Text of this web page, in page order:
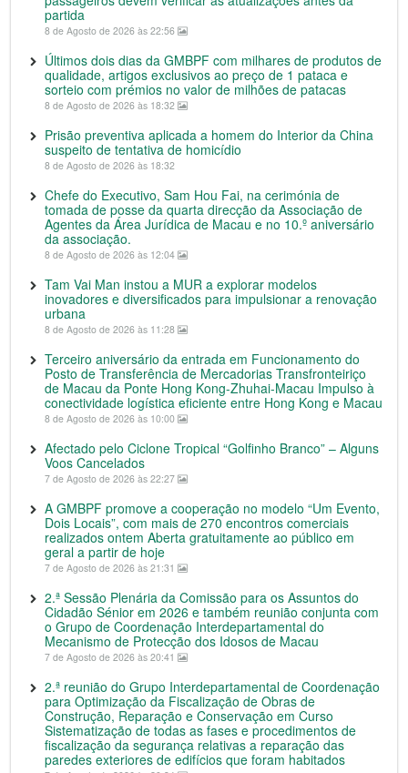
partida
8 de Agosto de 2026 às 22:56
Últimos dois dias da GMBPF com milhares de produtos de
qualidade, artigos exclusivos ao preço de 1 pataca e
sorteio com prémios no valor de milhões de patacas
8 de Agosto de 2026 às 18:32
Prisão preventiva aplicada a homem do Interior da China
suspeito de tentativa de homicídio
8 de Agosto de 2026 às 18:32
Chefe do Executivo, Sam Hou Fai, na cerimónia de
tomada de posse da quarta direcção da Associação de
Agentes da Área Jurídica de Macau e no 10.º aniversário
da associação.
8 de Agosto de 2026 às 12:04
Tam Vai Man instou a MUR a explorar modelos
inovadores e diversificados para impulsionar a renovação
urbana
8 de Agosto de 2026 às 11:28
Terceiro aniversário da entrada em Funcionamento do
Posto de Transferência de Mercadorias Transfronteiriço
de Macau da Ponte Hong Kong-Zhuhai-Macau Impulso à
conectividade logística eficiente entre Hong Kong e Macau
8 de Agosto de 2026 às 10:00
Afectado pelo Ciclone Tropical “Golfinho Branco” – Alguns
Voos Cancelados
7 de Agosto de 2026 às 22:27
A GMBPF promove a cooperação no modelo “Um Evento,
Dois Locais”, com mais de 270 encontros comerciais
realizados ontem Aberta gratuitamente ao público em
geral a partir de hoje
7 de Agosto de 2026 às 21:31
2.ª Sessão Plenária da Comissão para os Assuntos do
Cidadão Sénior em 2026 e também reunião conjunta com
o Grupo de Coordenação Interdepartamental do
Mecanismo de Protecção dos Idosos de Macau
7 de Agosto de 2026 às 20:41
2.ª reunião do Grupo Interdepartamental de Coordenação
para Optimização da Fiscalização de Obras de
Construção, Reparação e Conservação em Curso
Sistematização de todas as fases e procedimentos de
fiscalização da segurança relativas a reparação das
paredes exteriores de edifícios que foram habitados